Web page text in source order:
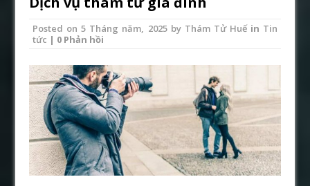
Posted on5 Tháng năm, 2025by Thám Tử Huếin Tin
tức | 0 Phản hồi